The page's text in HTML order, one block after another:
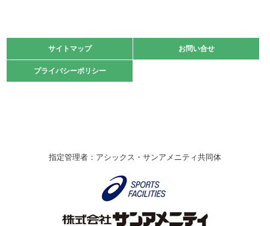
緑ケ丘体育館
2021.10.23
卓球選手権大会ラージボールの部開催☆
伊丹市総合体育大会 バレーボール大会が開催されました
なわとびイベントを開催しました！
サイトマップ お問い合せ
プライバシーポリシー
サイトマップ お問い合せ
プライバシーポリシー
指定管理者：アシックス・サンアメニティ共同体